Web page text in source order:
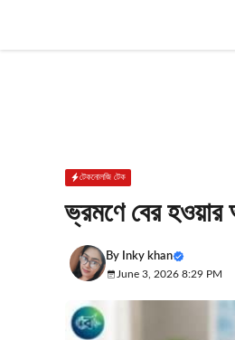
content
টেকনোলজি টেক
ভ্রমণে বের হওয়ার
By Inky khan
June 3, 2026 8:29 PM